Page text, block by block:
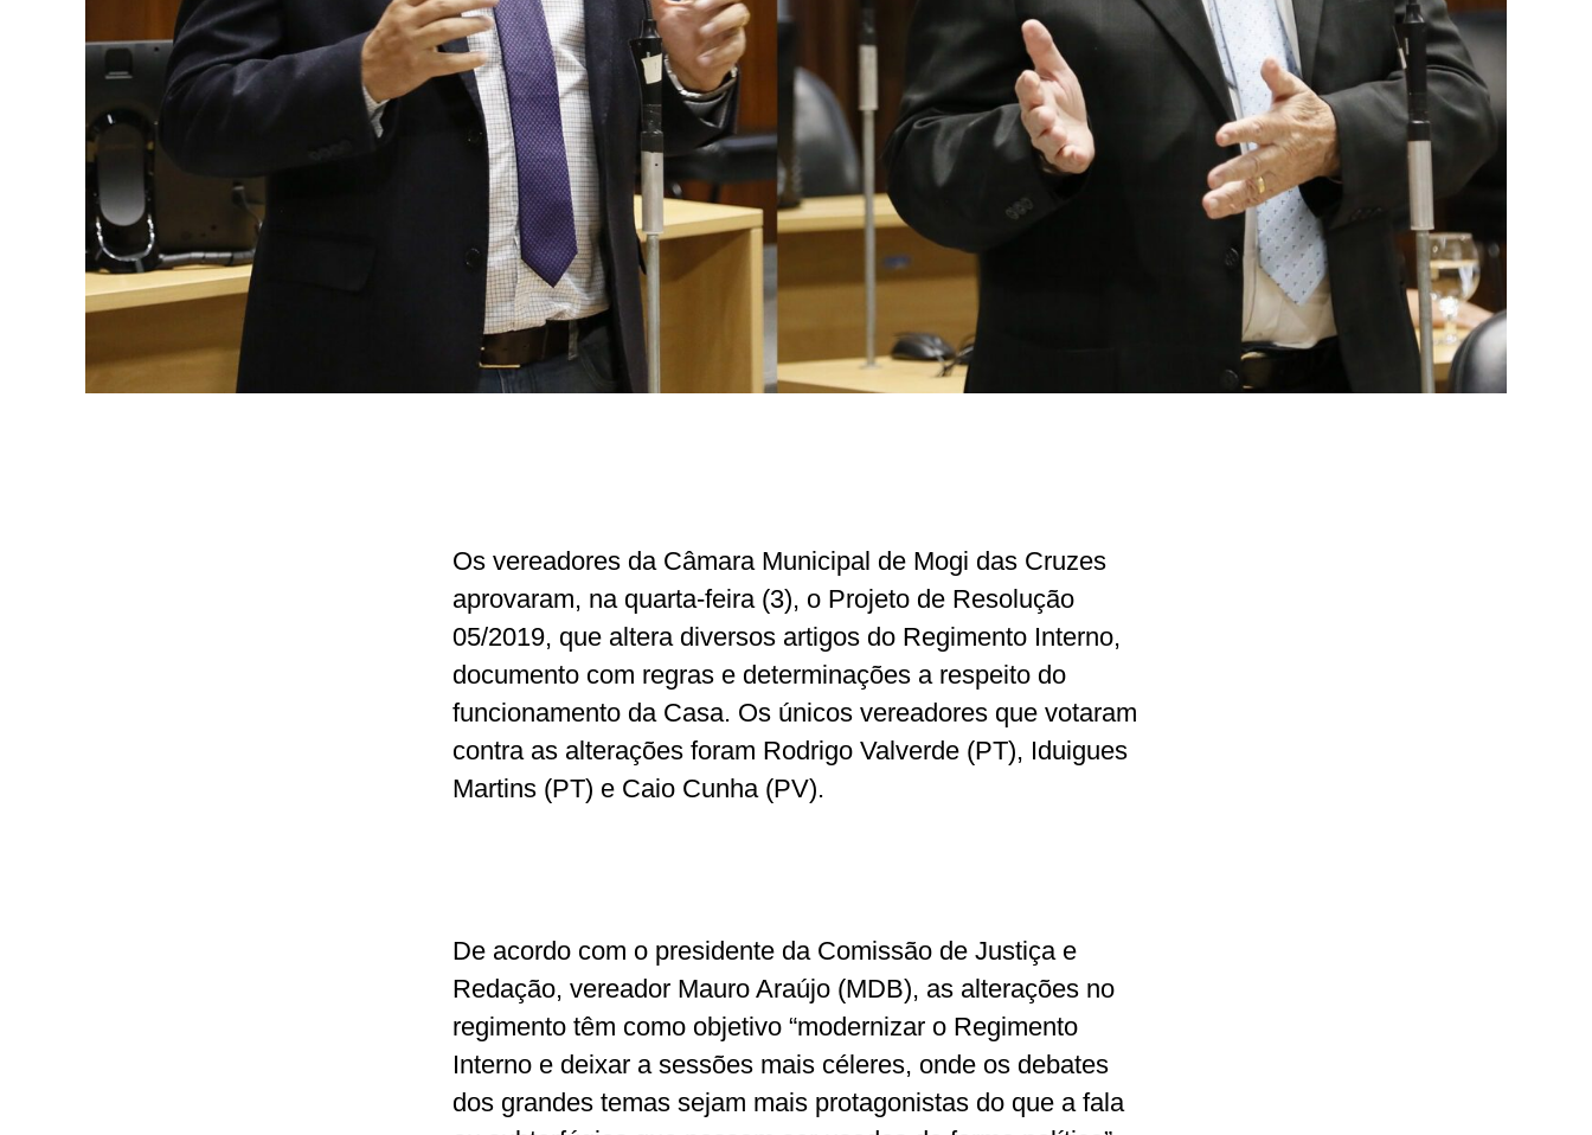
Os vereadores da Câmara Municipal de Mogi das Cruzes
aprovaram, na quarta-feira (3), o Projeto de Resolução
05/2019, que altera diversos artigos do Regimento Interno,
documento com regras e determinações a respeito do
funcionamento da Casa. Os únicos vereadores que votaram
contra as alterações foram Rodrigo Valverde (PT), Iduigues
Martins (PT) e Caio Cunha (PV).
De acordo com o presidente da Comissão de Justiça e
Redação, vereador Mauro Araújo (MDB), as alterações no
regimento têm como objetivo “modernizar o Regimento
Interno e deixar a sessões mais céleres, onde os debates
dos grandes temas sejam mais protagonistas do que a fala